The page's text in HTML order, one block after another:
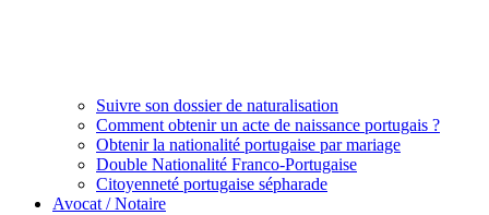
Suivre son dossier de naturalisation
Comment obtenir un acte de naissance portugais ?
Obtenir la nationalité portugaise par mariage
Double Nationalité Franco-Portugaise
Citoyenneté portugaise sépharade
Avocat / Notaire